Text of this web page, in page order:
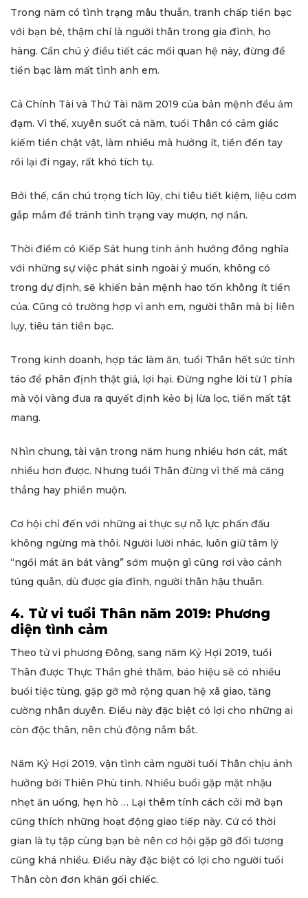
Trong năm có tình trạng mâu thuẫn, tranh chấp tiền bạc
với bạn bè, thậm chí là người thân trong gia đình, họ
hàng. Cần chú ý điều tiết các mối quan hệ này, đừng để
tiền bạc làm mất tình anh em.
Cả Chính Tài và Thứ Tài năm 2019 của bản mệnh đều ảm
đạm. Vì thế, xuyên suốt cả năm, tuổi Thân có cảm giác
kiếm tiền chật vật, làm nhiều mà hưởng ít, tiền đến tay
rồi lại đi ngay, rất khó tích tụ.
Bởi thế, cần chú trọng tích lũy, chi tiêu tiết kiệm, liệu cơm
gắp mắm để tránh tình trạng vay mượn, nợ nần.
Thời điểm có Kiếp Sát hung tinh ảnh hưởng đồng nghĩa
với những sự việc phát sinh ngoài ý muốn, không có
trong dự định, sẽ khiến bản mệnh hao tốn không ít tiền
của. Cũng có trường hợp vì anh em, người thân mà bị liên
lụy, tiêu tán tiền bạc.
Trong kinh doanh, hợp tác làm ăn, tuổi Thân hết sức tỉnh
táo để phân định thật giả, lợi hại. Đừng nghe lời từ 1 phía
mà vội vàng đưa ra quyết định kẻo bị lừa lọc, tiền mất tật
mang.
Nhìn chung, tài vận trong năm hung nhiều hơn cát, mất
nhiều hơn được. Nhưng tuổi Thân đừng vì thế mà căng
thẳng hay phiền muộn.
Cơ hội chỉ đến với những ai thực sự nỗ lực phấn đấu
không ngừng mà thôi. Người lười nhác, luôn giữ tâm lý
“ngồi mát ăn bát vàng” sớm muộn gì cũng rơi vào cảnh
túng quẫn, dù được gia đình, người thân hậu thuẫn.
4. Tử vi tuổi Thân năm 2019: Phương
diện tình cảm
Theo tử vi phương Đông, sang năm Kỷ Hợi 2019, tuổi
Thân được Thực Thần ghé thăm, báo hiệu sẽ có nhiều
buổi tiệc tùng, gặp gỡ mở rộng quan hệ xã giao, tăng
cường nhân duyên. Điều này đặc biệt có lợi cho những ai
còn độc thân, nên chủ động nắm bắt.
Năm Kỷ Hợi 2019, vận tình cảm người tuổi Thân chịu ảnh
hưởng bởi Thiên Phù tinh. Nhiều buổi gặp mặt nhậu
nhẹt ăn uống, hẹn hò … Lại thêm tính cách cởi mở bạn
cũng thích những hoạt động giao tiếp này. Cứ có thời
gian là tụ tập cùng bạn bè nên cơ hội gặp gỡ đối tượng
cũng khá nhiều. Điều này đặc biệt có lợi cho người tuổi
Thân còn đơn khăn gối chiếc.